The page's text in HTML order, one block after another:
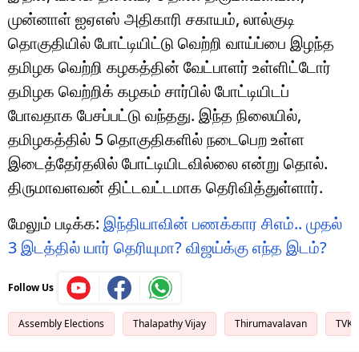
முன்னாள் ஐஏஎஸ் அதிகாரி சகாயம், லால்குடி
தொகுதியில் போட்டியிட்டு வெற்றி வாய்ப்பை இழந்த
தமிழக வெற்றி கழகத்தின் வேட்பாளர் உள்ளிட்டோர்
தமிழக வெற்றிக் கழகம் சார்பில் போட்டியிடப்
போவதாக பேசப்பட்டு வந்தது. இந்த நிலையில்,
தமிழகத்தில் 5 தொகுதிகளில் நடைபெற உள்ள
இடைத்தேர்தலில் போட்டியிடவில்லை என்று தொல்.
திருமாவளவன் திட்டவட்டமாக தெரிவித்துள்ளார்.
மேலும் படிக்க: இந்தியாவின் பணக்கார சிஎம்.. முதல்
3 இடத்தில் யார் தெரியுமா? விஜய்க்கு எந்த இடம்?
Follow Us
Assembly Elections Thalapathy Vijay Thirumavalavan TVK